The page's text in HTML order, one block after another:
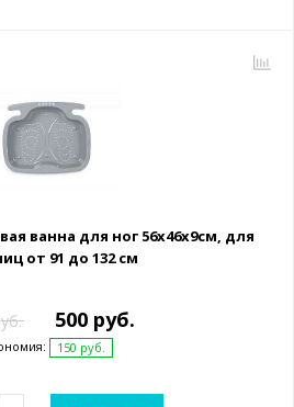
ванна для ног 56х46х9см, для
от 91 до 132 см
500 руб.
150 руб.